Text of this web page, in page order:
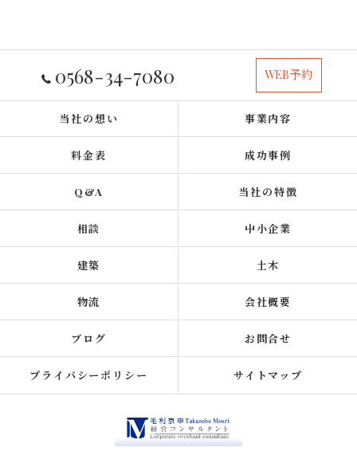
0568-34-7080 WEB予約
当社の想い 事業内容
料金表 成功事例
Q&A 当社の特徴
相談 中小企業
建築 土木
物流 会社概要
ブログ お問合せ
プライバシーポリシー サイトマップ